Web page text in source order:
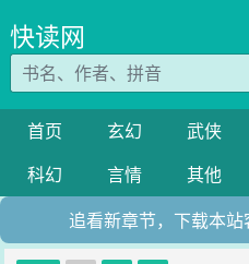
快读网
首页 玄幻 武侠
科幻
言情 其他
追看新章节，下载本